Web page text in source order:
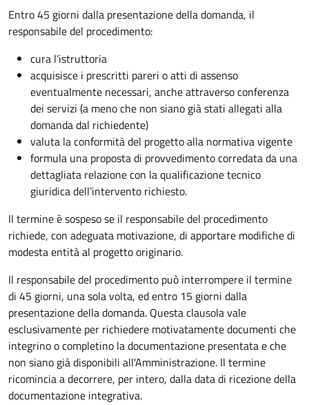
Entro 45 giorni dalla presentazione della domanda, il
responsabile del procedimento:
cura l’istruttoria
acquisisce i prescritti pareri o atti di assenso
eventualmente necessari, anche attraverso conferenza
dei servizi (a meno che non siano già stati allegati alla
domanda dal richiedente)
valuta la conformità del progetto alla normativa vigente
formula una proposta di provvedimento corredata da una
dettagliata relazione con la qualificazione tecnico
giuridica dell’intervento richiesto.
Il termine è sospeso se il responsabile del procedimento
richiede, con adeguata motivazione, di apportare modifiche di
modesta entità al progetto originario.
Il responsabile del procedimento può interrompere il termine
di 45 giorni, una sola volta, ed entro 15 giorni dalla
presentazione della domanda. Questa clausola vale
esclusivamente per richiedere motivatamente documenti che
integrino o completino la documentazione presentata e che
non siano già disponibili all'Amministrazione. Il termine
ricomincia a decorrere, per intero, dalla data di ricezione della
documentazione integrativa.